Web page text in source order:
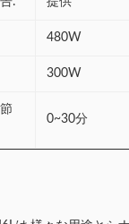
480W
300W
0~30分